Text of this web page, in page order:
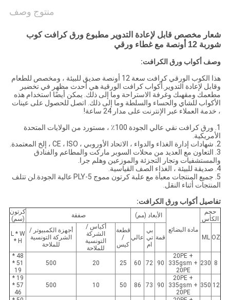
منتوج وصف
شعار مخصص قابل لإعادة التدوير مطبوع ورق كرافت كوب
شوربة 12 أونصة مع غطاء ورقي
وصف أكواب ورق الكرافت:
هذا الكوب الورقي كرافت سعة 12 أونصة صديق للبيئة ، ومخصص للطعام
وقابل لإعادة التدوير.أكواب كرافت الورقية هي أحدث مظهر في تخضير
مطعمك ومقهىك وغرفة الاستراحة وما إلى ذلك. يمكن أيضًا استخدام هذه
الأكواب للشاي والحساء والسلطة وما إلى ذلك. اتصل للحصول على عينات
، خدمة العملاء عبر الإنترنت على مدار 24 ساعة!
1. ورق كرافت نقي عالي الجودة 100٪ ، مستورد من الولايات المتحدة
الأمريكية.
2. شهادات إدارة الغذاء والدواء ، الاتحاد الأوروبي ، CE ، ISO ، إلخ المعتمدة.
3. التعاون مع العديد من محلات السوبر ماركت والمطاعم والفنادق
والمستشفيات وتجار التجزئة والموزعين وهلم جرا.
4. صديقة للبيئة ، الغذاء الصف القياسية.
5. جميع المنتجات معبأة مع علبة كرتون مموج 5-PLY عالية الجودة.لن تتلف
المنتجات أثناء النقل.
تفاصيل أكواب ورق الكرافت:
حجم
الكأس
مادة البضائع
الأبعاد (مم) صفقة
كرتون
(سم)
OZ
ML قمة
بي
تي
ام
عالي
قطعة
/
كيس
أكياس /
الشركة
التونسية
للملاحة
أجهزة الكمبيوتر /
الشركة التونسية
للملاحة
L * W
* H
8
230
20PE +
335gsm +
20PE
90
72
60
25
20
500
48 *
51 *
19
12
350
20PE +
335gsm +
20PE
90
73
86
50
10
500
19 *
57 *
46